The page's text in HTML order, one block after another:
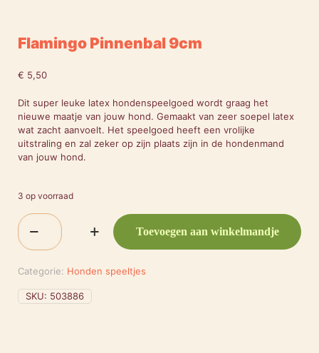
Flamingo Pinnenbal 9cm
€ 5,50
Dit super leuke latex hondenspeelgoed wordt graag het
nieuwe maatje van jouw hond. Gemaakt van zeer soepel latex
wat zacht aanvoelt. Het speelgoed heeft een vrolijke
uitstraling en zal zeker op zijn plaats zijn in de hondenmand
van jouw hond.
3 op voorraad
Flamingo
Pinnenbal
9cm
Toevoegen aan winkelmandje
Categorie: Honden speeltjes
SKU: 503886